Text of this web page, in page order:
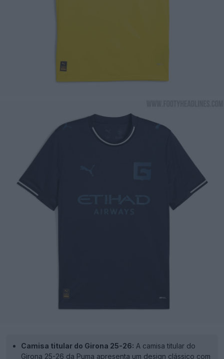
Camisa titular do Girona 25-26: A camisa titular do
Girona 25-26 da Puma apresenta um design clássico com